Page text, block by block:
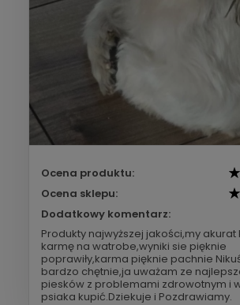
Ocena produktu:
Ocena sklepu:
Dodatkowy komentarz:
Produkty najwyższej jakości,my
karmę na watrobe,wyniki sie pięknie
poprawiły,karma pięknie pachnie
bardzo chętnie,ja uważam ze
piesków z problemami zdrowotnym i
psiaka kupić.Dziekuje i Pozdrawiamy.